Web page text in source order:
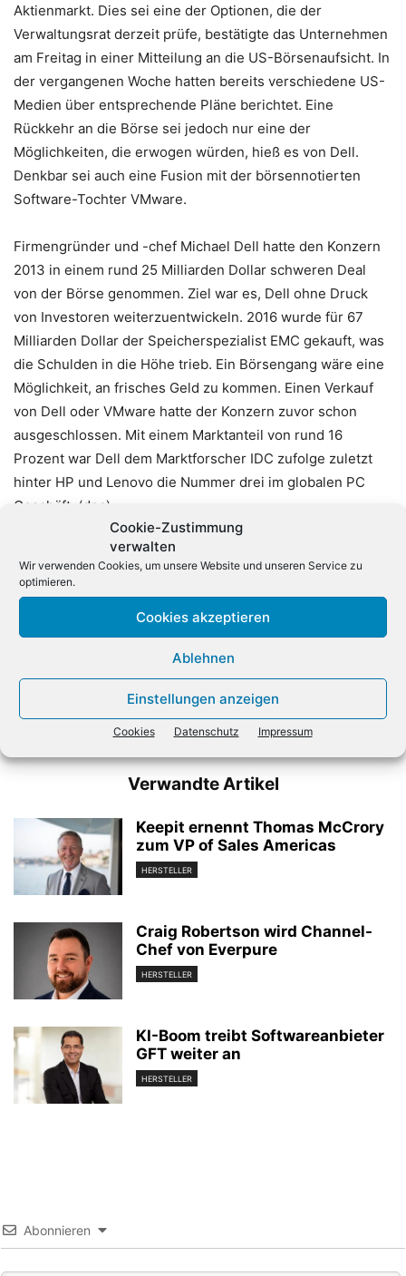
Cookie-Zustimmung
verwalten
Wir verwenden Cookies, um unsere Website und unseren Service zu
optimieren.
Cookies akzeptieren
Ablehnen
Einstellungen anzeigen
Cookies Datenschutz Impressum
Aktienmarkt. Dies sei eine der Optionen, die der
Verwaltungsrat derzeit prüfe, bestätigte das Unternehmen
am Freitag in einer Mitteilung an die US-Börsenaufsicht. In
der vergangenen Woche hatten bereits verschiedene US-
Medien über entsprechende Pläne berichtet. Eine
Rückkehr an die Börse sei jedoch nur eine der
Möglichkeiten, die erwogen würden, hieß es von Dell.
Denkbar sei auch eine Fusion mit der börsennotierten
Software-Tochter VMware.
Firmengründer und -chef Michael Dell hatte den Konzern
2013 in einem rund 25 Milliarden Dollar schweren Deal
von der Börse genommen. Ziel war es, Dell ohne Druck
von Investoren weiterzuentwickeln. 2016 wurde für 67
Milliarden Dollar der Speicherspezialist EMC gekauft, was
die Schulden in die Höhe trieb. Ein Börsengang wäre eine
Möglichkeit, an frisches Geld zu kommen. Einen Verkauf
von Dell oder VMware hatte der Konzern zuvor schon
ausgeschlossen. Mit einem Marktanteil von rund 16
Prozent war Dell dem Marktforscher IDC zufolge zuletzt
hinter HP und Lenovo die Nummer drei im globalen PC
Geschäft. (dpa)
Steuer-Rückstellung
Milliardenverlust
Qualcomm-Offerte erhöhen
Verwandte Artikel
Keepit ernennt Thomas McCrory
zum VP of Sales Americas
HERSTELLER
Craig Robertson wird Channel-
Chef von Everpure
HERSTELLER
KI-Boom treibt Softwareanbieter
GFT weiter an
HERSTELLER
Abonnieren